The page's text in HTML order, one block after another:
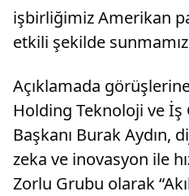
işbirliğimiz Amerikan
etkili şekilde
Açıklamada
Holding Teknoloji ve
Başkanı Burak Aydın,
zeka ve inovasyon ile
Zorlu Grubu olarak